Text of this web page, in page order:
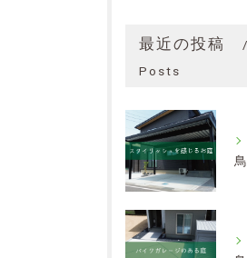
最近の投稿
Posts